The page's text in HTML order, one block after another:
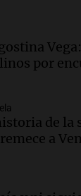
de tango
Oriental:
la mitad
por
de la
a